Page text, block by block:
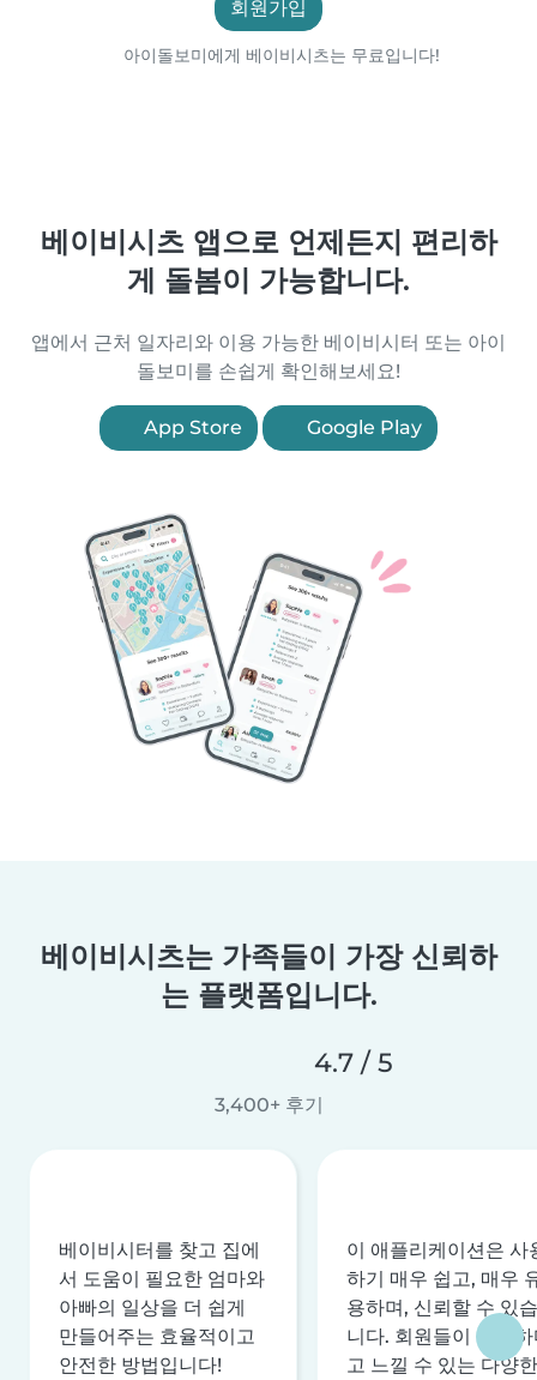
회원가입
아이돌보미에게 베이비시츠는 무료입니다!
베이비시츠 앱으로 언제든지 편리하
게 돌봄이 가능합니다.
앱에서 근처 일자리와 이용 가능한 베이비시터 또는 아이
돌보미를 손쉽게 확인해보세요!
App Store Google Play
베이비시츠는 가족들이 가장 신뢰하
는 플랫폼입니다.
4.7 / 5
3,400+ 후기
베이비시터를 찾고 집에
서 도움이 필요한 엄마와
아빠의 일상을 더 쉽게
만들어주는 효율적이고
안전한 방법입니다!
이 애플리케이션은 사
하기 매우 쉽고, 매우
용하며, 신뢰할 수 있습
니다. 회원들이 안전
고 느낄 수 있는 다양한